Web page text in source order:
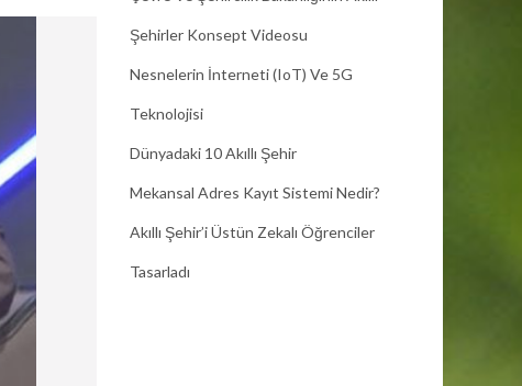
Şehirler Konsept Videosu
Nesnelerin İnterneti (IoT) Ve 5G
Teknolojisi
Dünyadaki 10 Akıllı Şehir
Mekansal Adres Kayıt Sistemi Nedir?
Akıllı Şehir’i Üstün Zekalı Öğrenciler
Tasarladı